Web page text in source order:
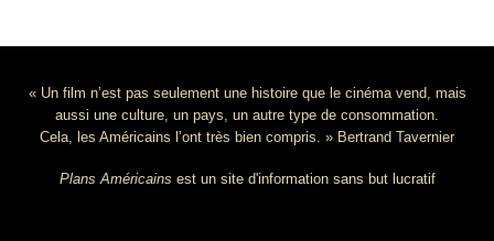
« Un film n’est pas seulement une histoire que le cinéma vend, mais
aussi une culture, un pays, un autre type de consommation.
Cela, les Américains l’ont très bien compris. » Bertrand Tavernier
Plans Américains est un site d'information sans but lucratif